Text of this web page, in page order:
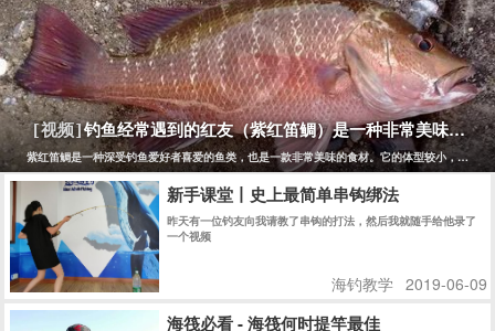
[视频]钓鱼经常遇到的红友（紫红笛鲷）是一种非常美味的鱼
紫红笛鲷是一种深受钓鱼爱好者喜爱的鱼类，也是一款非常美味的食材。它的体型较小，一般
新手课堂丨史上最简单串钩绑法
昨天有一位钓友向我请教了串钩的打法，然后我就随手给他录了
一个视频
海钓教学 2019-06-09
海筏必看 - 海筏何时提竿最佳